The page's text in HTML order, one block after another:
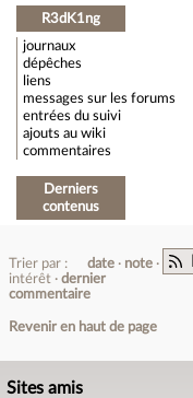
R3dK1ng
journaux
dépêches
liens
messages sur les forums
entrées du suivi
ajouts au wiki
commentaires
Derniers
contenus
Trier par : date
note
intérêt
dernier
commentaire
Revenir en haut de page
Sites amis